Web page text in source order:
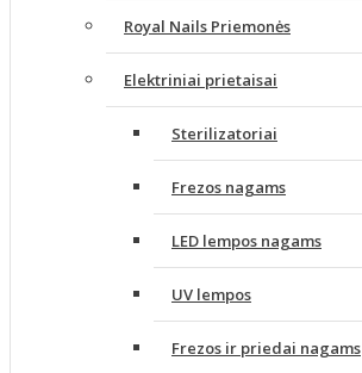
Royal Nails Priemonės
Elektriniai prietaisai
Sterilizatoriai
Frezos nagams
LED lempos nagams
UV lempos
Frezos ir priedai nagams